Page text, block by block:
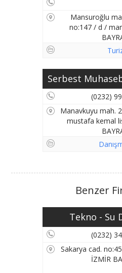
Mansuroğlu
no:147 / d /
Serbest
(0232)
Manavkuyu mah.
mustafa kemal
Benzer
Tekno - Su
(0232)
Sakarya cad.
İZMİR